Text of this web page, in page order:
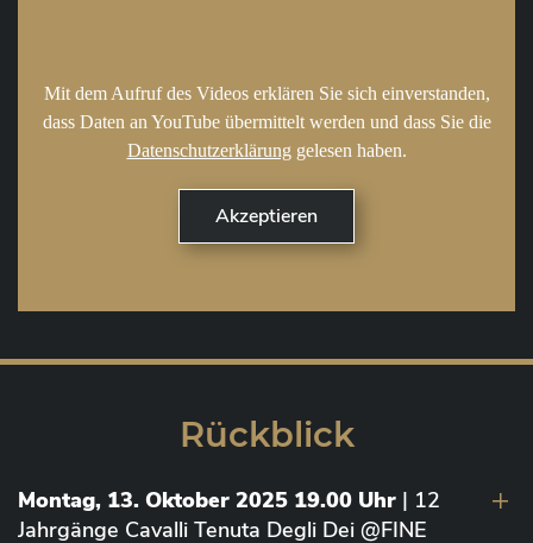
Mit dem Aufruf des Videos erklären Sie sich einverstanden,
dass Daten an YouTube übermittelt werden und dass Sie die
Datenschutzerklärung gelesen haben.
Rückblick
Montag, 13. Oktober 2025 19.00 Uhr | 12
Jahrgänge Cavalli Tenuta Degli Dei @FINE